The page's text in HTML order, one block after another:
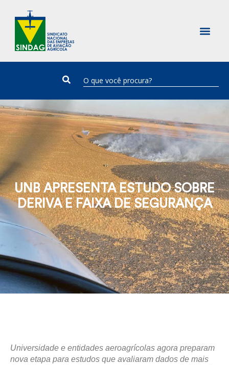
UNB APRESENTA ESTUDO SOBRE
DERIVA E FAIXA DE SEGURANÇA
Universidade e entidades aeroagrícolas agora preparam
nova etapa para estudos que avaliaram dados de mais